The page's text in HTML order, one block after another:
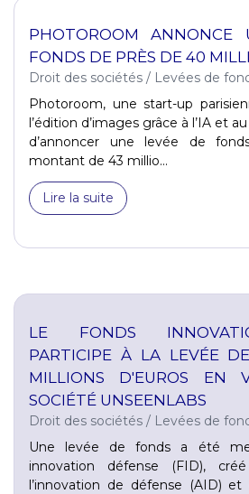
PHOTOROOM ANNONCE
FONDS DE PRÈS DE 40
Droit des sociétés / Levées de
Photoroom, une start-up
l’édition d’images grâce à l’IA et
d’annoncer une levée de
montant de 43 millio...
Lire la suite
LE FONDS
PARTICIPE À LA LEVÉE
MILLIONS D'EUROS EN
SOCIÉTÉ UNSEENLABS
Droit des sociétés / Levées de
Une levée de fonds a été
innovation défense (FID),
l’innovation de défense (AID)